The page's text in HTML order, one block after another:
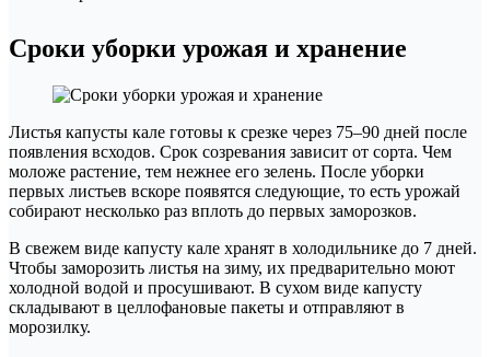
Сроки уборки урожая и хранение
Листья капусты кале готовы к срезке через 75–90 дней после
появления всходов. Срок созревания зависит от сорта. Чем
моложе растение, тем нежнее его зелень. После уборки
первых листьев вскоре появятся следующие, то есть урожай
собирают несколько раз вплоть до первых заморозков.
В свежем виде капусту кале хранят в холодильнике до 7 дней.
Чтобы заморозить листья на зиму, их предварительно моют
холодной водой и просушивают. В сухом виде капусту
складывают в целлофановые пакеты и отправляют в
морозилку.